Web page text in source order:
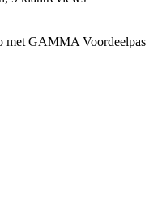
met GAMMA Voordeelpas